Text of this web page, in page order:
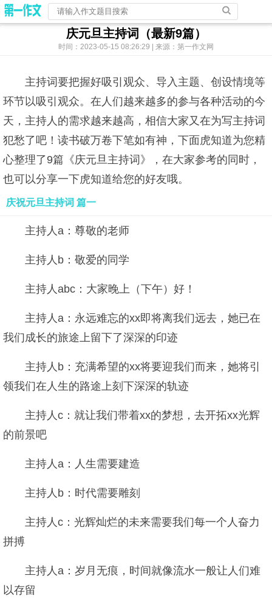
庆元旦主持词（最新9篇）
时间：2023-05-15 08:26:29 | 来源：第一作文网
主持词要把握好吸引观众、导入主题、创设情境等
环节以吸引观众。在人们越来越多的参与各种活动的今
天，主持人的需求越来越高，相信大家又在为写主持词
犯愁了吧！读书破万卷下笔如有神，下面虎知道为您精
心整理了9篇《庆元旦主持词》，在大家参考的同时，
也可以分享一下虎知道给您的好友哦。
庆祝元旦主持词 篇一
主持人a：尊敬的老师
主持人b：敬爱的同学
主持人abc：大家晚上（下午）好！
主持人a：永远难忘的xx即将离我们远去，她已在
我们成长的旅途上留下了深深的印迹
主持人b：充满希望的xx将要迎我们而来，她将引
领我们在人生的路途上刻下深深的轨迹
主持人c：就让我们带着xx的梦想，去开拓xx光辉
的前景吧
主持人a：人生需要建造
主持人b：时代需要雕刻
主持人c：光辉灿烂的未来需要我们每一个人奋力
拼搏
主持人a：岁月无痕，时间就像流水一般让人们难
以存留